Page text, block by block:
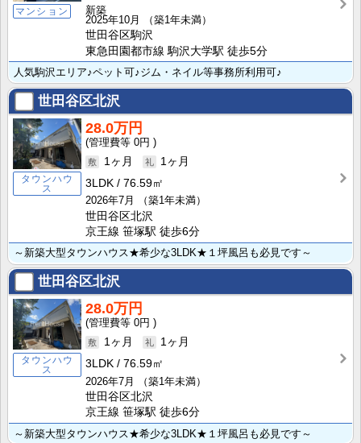
マンション
新築
2025年10月
（築1年未満）
世田谷区駒沢
東急田園都市線 駒沢大学駅 徒歩5分
人気駒沢エリア♪ペット可♪ジム・ネイル等事務所利用可♪
世田谷区北沢
タウンハウ
ス
28.0万円
0円
1ヶ月
1ヶ月
3LDK
76.59㎡
2026年7月
（築1年未満）
世田谷区北沢
京王線 笹塚駅 徒歩6分
～新築大型タウンハウス★希少な3LDK★１坪風呂も必見です～
世田谷区北沢
タウンハウ
ス
28.0万円
0円
1ヶ月
1ヶ月
3LDK
76.59㎡
2026年7月
（築1年未満）
世田谷区北沢
京王線 笹塚駅 徒歩6分
～新築大型タウンハウス★希少な3LDK★１坪風呂も必見です～